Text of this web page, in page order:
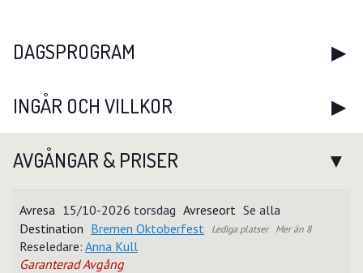
DAGSPROGRAM
INGÅR OCH VILLKOR
AVGÅNGAR & PRISER
15/10-2026 torsdag
Se alla
Bremen Oktoberfest
Reseledare: Anna Kull
Garanterad Avgång
Mer än 8